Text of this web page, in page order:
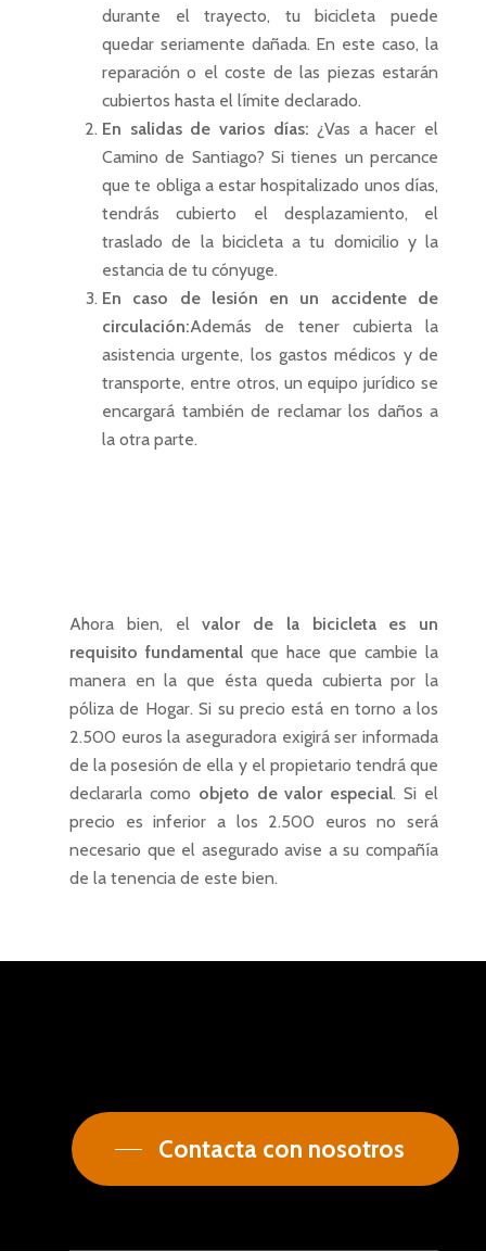
durante el trayecto, tu bicicleta puede
quedar seriamente dañada. En este caso, la
reparación o el coste de las piezas estarán
cubiertos hasta el límite declarado.
En salidas de varios días: ¿Vas a hacer el
Camino de Santiago? Si tienes un percance
que te obliga a estar hospitalizado unos días,
tendrás cubierto el desplazamiento, el
traslado de la bicicleta a tu domicilio y la
estancia de tu cónyuge.
En caso de lesión en un accidente de
circulación:Además de tener cubierta la
asistencia urgente, los gastos médicos y de
transporte, entre otros, un equipo jurídico se
encargará también de reclamar los daños a
la otra parte.
Ahora bien, elvalor de la bicicleta es un
requisito fundamental que hace que cambie la
manera en la que ésta queda cubierta por la
póliza de Hogar. Si su precio está en torno a los
2.500 euros la aseguradora exigirá ser informada
de la posesión de ella y el propietario tendrá que
declararla como objeto de valor especial. Si el
precio es inferior a los 2.500 euros no será
necesario que el asegurado avise a su compañía
de la tenencia de este bien.
Contacta con nosotros